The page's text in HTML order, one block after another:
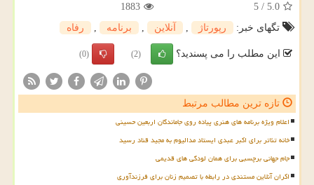
5.0
/
5
1883
تگهای خبر:
رپورتاژ آنلاین برنامه رفاه
این مطلب را می پسندید؟ (2)
(0)
تازه ترین مطالب مرتبط
اعلام ویژه برنامه های هنری پیاده روی جاماندگان اربعین حسینی
خانه تئاتر برای اکبر عبدی ایستاد مدالیوم به مجید قناد رسید
جام جهانی برچسبی برای همان لودگی های قدیمی
اکران آنلاین مستندی در رابطه با تصمیم زنان برای فرزندآوری